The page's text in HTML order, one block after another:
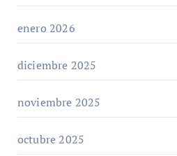
enero 2026
diciembre 2025
noviembre 2025
octubre 2025